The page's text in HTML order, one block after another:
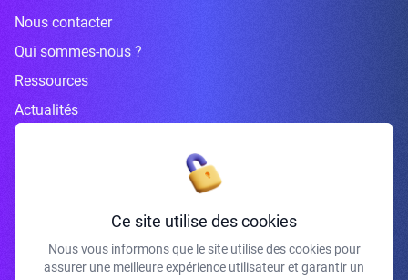
Nous contacter
Qui sommes-nous ?
Ressources
Actualités
Inscrivez-vous à la newsletter
Ce site utilise des cookies
Nous vous informons que le site utilise des cookies pour
assurer une meilleure expérience utilisateur et garantir un